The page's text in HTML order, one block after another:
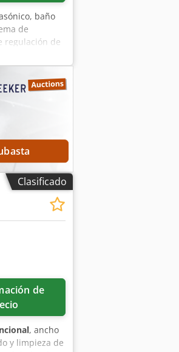
baño
de
regulación de
H Aljvjrf -
Clasificado
Pedir más fotos
, ancho
y limpieza de